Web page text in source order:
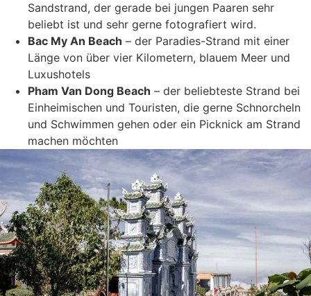
Sandstrand, der gerade bei jungen Paaren sehr
beliebt ist und sehr gerne fotografiert wird.
Bac My An Beach – der Paradies-Strand mit einer
Länge von über vier Kilometern, blauem Meer und
Luxushotels
Pham Van Dong Beach – der beliebteste Strand bei
Einheimischen und Touristen, die gerne Schnorcheln
und Schwimmen gehen oder ein Picknick am Strand
machen möchten